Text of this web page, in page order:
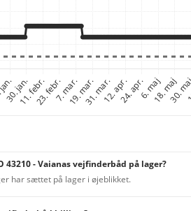
43210 - Vaianas vejfinderbåd på lager?
har sættet på lager i øjeblikket.